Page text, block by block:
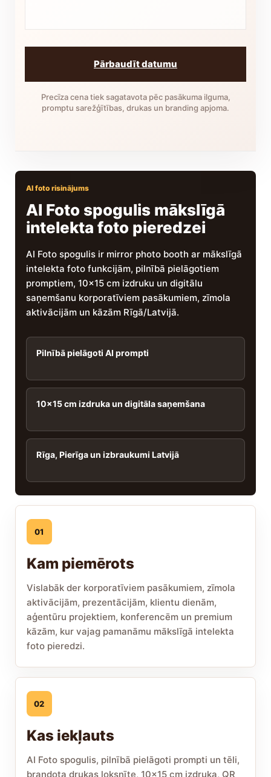
Pārbaudīt datumu
Precīza cena tiek sagatavota pēc pasākuma ilguma,
promptu sarežģītības, drukas un branding apjoma.
AI foto risinājums
AI Foto spogulis mākslīgā
intelekta foto pieredzei
AI Foto spogulis ir mirror photo booth ar mākslīgā
intelekta foto funkcijām, pilnībā pielāgotiem
promptiem, 10x15 cm izdruku un digitālu
saņemšanu korporatīviem pasākumiem, zīmola
aktivācijām un kāzām Rīgā/Latvijā.
Pilnībā pielāgoti AI prompti
10x15 cm izdruka un digitāla saņemšana
Rīga, Pierīga un izbraukumi Latvijā
01
Kam piemērots
Vislabāk der korporatīviem pasākumiem, zīmola
aktivācijām, prezentācijām, klientu dienām,
aģentūru projektiem, konferencēm un premium
kāzām, kur vajag pamanāmu mākslīgā intelekta
foto pieredzi.
02
Kas iekļauts
AI Foto spogulis, pilnībā pielāgoti prompti un tēli,
brandota drukas loksnīte, 10x15 cm izdruka, QR